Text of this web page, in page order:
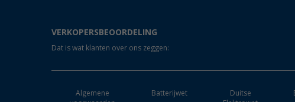
VERKOPERSBEOORDELING
Dat is wat klanten over ons zeggen:
Algemene
Batterijwet
Duitse